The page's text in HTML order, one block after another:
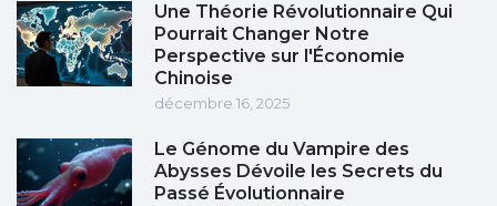
Une Théorie Révolutionnaire Qui
Pourrait Changer Notre
Perspective sur l'Économie
Chinoise
décembre 16, 2025
Le Génome du Vampire des
Abysses Dévoile les Secrets du
Passé Évolutionnaire